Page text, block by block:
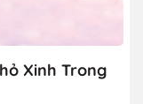
Xinh Trong